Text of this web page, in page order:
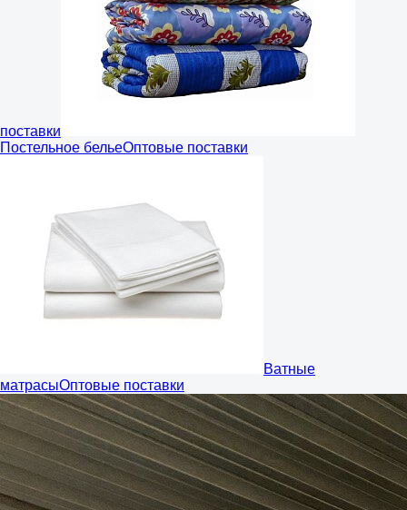
поставки
Постельное бельеОптовые поставки
Ватные
матрасыОптовые поставки